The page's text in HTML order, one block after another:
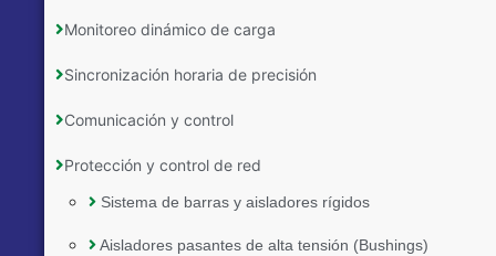
Monitoreo dinámico de carga
Sincronización horaria de precisión
Comunicación y control
Protección y control de red
Sistema de barras y aisladores rígidos
Aisladores pasantes de alta tensión (Bushings)